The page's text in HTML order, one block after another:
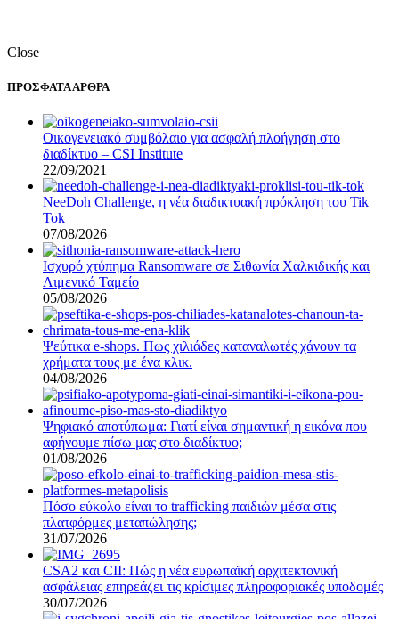
Close
ΠΡΟΣΦΑΤΑ ΑΡΘΡΑ
Οικογενειακό συμβόλαιο για ασφαλή πλοήγηση στο
διαδίκτυο – CSI Institute
22/09/2021
NeeDoh Challenge, η νέα διαδικτυακή πρόκληση του Tik
Tok
07/08/2026
Ισχυρό χτύπημα Ransomware σε Σιθωνία Χαλκιδικής και
Λιμενικό Ταμείο
05/08/2026
Ψεύτικα e-shops. Πως χιλιάδες καταναλωτές χάνουν τα
χρήματα τους με ένα κλικ.
04/08/2026
Ψηφιακό αποτύπωμα: Γιατί είναι σημαντική η εικόνα που
αφήνουμε πίσω μας στο διαδίκτυο;
01/08/2026
Πόσο εύκολο είναι το trafficking παιδιών μέσα στις
πλατφόρμες μεταπώλησης;
31/07/2026
CSA2 και CII: Πώς η νέα ευρωπαϊκή αρχιτεκτονική
ασφάλειας επηρεάζει τις κρίσιμες πληροφοριακές υποδομές
30/07/2026